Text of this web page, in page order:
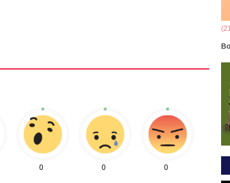
0 0 0